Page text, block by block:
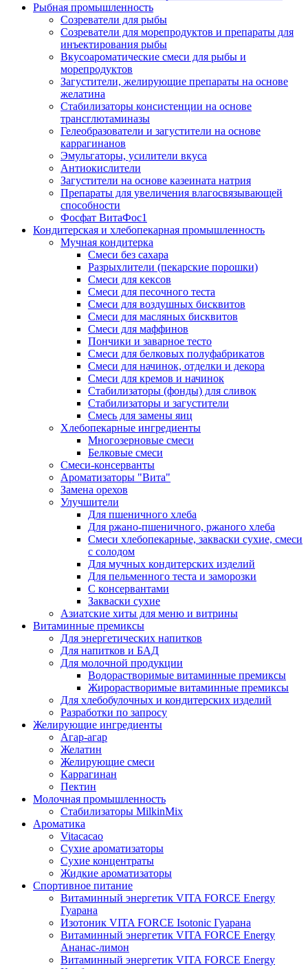
Рыбная промышленность
Созреватели для рыбы
Созреватели для морепродуктов и препараты для
инъектирования рыбы
Вкусоароматические смеси для рыбы и
морепродуктов
Загустители, желирующие препараты на основе
желатина
Стабилизаторы консистенции на основе
трансглютаминазы
Гелеобразователи и загустители на основе
каррагинанов
Эмульгаторы, усилители вкуса
Антиокислители
Загустители на основе казеината натрия
Препараты для увеличения влагосвязывающей
способности
Фосфат ВитаФос1
Кондитерская и хлебопекарная промышленность
Мучная кондитерка
Смеси без сахара
Разрыхлители (пекарские порошки)
Смеси для кексов
Смеси для песочного теста
Смеси для воздушных бисквитов
Смеси для масляных бисквитов
Смеси для маффинов
Пончики и заварное тесто
Cмеси для белковых полуфабрикатов
Смеси для начинок, отделки и декора
Смеси для кремов и начинок
Стабилизаторы (фонды) для сливок
Стабилизаторы и загустители
Смесь для замены яиц
Хлебопекарные ингредиенты
Многозерновые смеси
Белковые смеси
Смеси-консерванты
Ароматизаторы "Вита"
Замена орехов
Улучшители
Для пшеничного хлеба
Для ржано-пшеничного, ржаного хлеба
Смеси хлебопекарные, закваски сухие, смеси
с солодом
Для мучных кондитерских изделий
Для пельменного теста и заморозки
С консервантами
Закваски сухие
Азиатские хиты для меню и витрины
Витаминные премиксы
Для энергетических напитков
Для напитков и БАД
Для молочной продукции
Водорастворимые витаминные премиксы
Жирорастворимые витаминные премиксы
Для хлебобулочных и кондитерских изделий
Разработки по запросу
Желирующие ингредиенты
Агар-агар
Желатин
Желирующие смеси
Каррагинан
Пектин
Молочная промышленность
Стабилизаторы MilkinMix
Ароматика
Vitacacao
Сухие ароматизаторы
Сухие концентраты
Жидкие ароматизаторы
Спортивное питание
Витаминный энергетик VITA FORCE Energy
Гуарана
Изотоник VITA FORCE Isotonic Гуарана
Витаминный энергетик VITA FORCE Energy
Ананас-лимон
Витаминный энергетик VITA FORCE Energy